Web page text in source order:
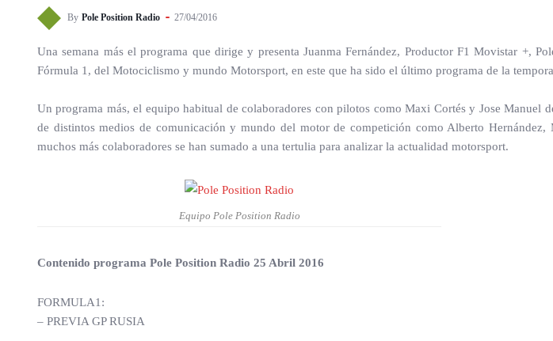
By Pole Position Radio 27/04/2016
Una semana más el programa que dirige y presenta Juanma Fernández, Productor F1 Movistar +,
Fórmula 1, del Motociclismo y mundo Motorsport, en este que ha sido el último programa de la
Un programa más, el equipo habitual de colaboradores con pilotos como Maxi Cortés y Jose
de distintos medios de comunicación y mundo del motor de competición como Alberto
muchos más colaboradores se han sumado a una tertulia para analizar la actualidad motorsport.
Equipo Pole Position Radio
Contenido programa Pole Position Radio 25 Abril 2016
FORMULA1:
– PREVIA GP RUSIA